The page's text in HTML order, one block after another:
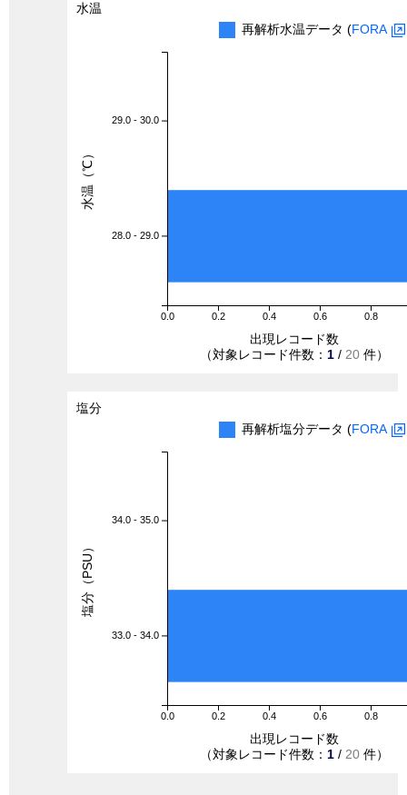
水温
再解析水温データ (FORA
0.0 0.2 0.4 0.6 0.8
29.0 - 30.0
28.0 - 29.0
出現レコード数
（対象レコード件数： 1 / 20 件）
水温（℃）
塩分
再解析塩分データ (FORA
0.0 0.2 0.4 0.6 0.8
34.0 - 35.0
33.0 - 34.0
出現レコード数
（対象レコード件数： 1 / 20 件）
塩分（PSU）